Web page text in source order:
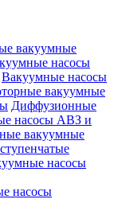
вакуумные
насосы
Вакуумные насосы
вакуумные
Диффузионные
насосы АВЗ и
вакуумные
насосы
насосы